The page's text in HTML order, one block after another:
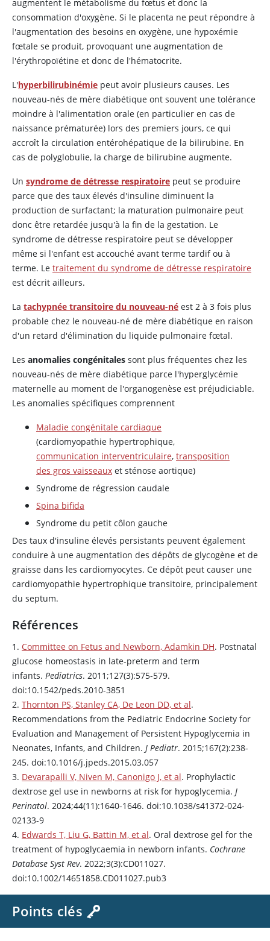
augmentent le métabolisme du fœtus et donc la
consommation d'oxygène. Si le placenta ne peut répondre à
l'augmentation des besoins en oxygène, une hypoxémie
fœtale se produit, provoquant une augmentation de
l'érythropoïétine et donc de l'hématocrite.
L'hyperbilirubinémie peut avoir plusieurs causes. Les
nouveau-nés de mère diabétique ont souvent une tolérance
moindre à l'alimentation orale (en particulier en cas de
naissance prématurée) lors des premiers jours, ce qui
accroît la circulation entérohépatique de la bilirubine. En
cas de polyglobulie, la charge de bilirubine augmente.
Un syndrome de détresse respiratoire peut se produire
parce que des taux élevés d'insuline diminuent la
production de surfactant; la maturation pulmonaire peut
donc être retardée jusqu'à la fin de la gestation. Le
syndrome de détresse respiratoire peut se développer
même si l'enfant est accouché avant terme tardif ou à
terme. Le traitement du syndrome de détresse respiratoire
est décrit ailleurs.
La tachypnée transitoire du nouveau-né est 2 à 3 fois plus
probable chez le nouveau-né de mère diabétique en raison
d'un retard d'élimination du liquide pulmonaire fœtal.
Les anomalies congénitales sont plus fréquentes chez les
nouveau-nés de mère diabétique parce l'hyperglycémie
maternelle au moment de l'organogenèse est préjudiciable.
Les anomalies spécifiques comprennent
Maladie congénitale cardiaque
(cardiomyopathie hypertrophique,
communication interventriculaire, transposition
des gros vaisseaux et sténose aortique)
Syndrome de régression caudale
Spina bifida
Syndrome du petit côlon gauche
Des taux d'insuline élevés persistants peuvent également
conduire à une augmentation des dépôts de glycogène et de
graisse dans les cardiomyocytes. Ce dépôt peut causer une
cardiomyopathie hypertrophique transitoire, principalement
du septum.
Références
1. Committee on Fetus and Newborn, Adamkin DH. Postnatal
glucose homeostasis in late-preterm and term
infants. Pediatrics. 2011;127(3):575-579.
doi:10.1542/peds.2010-3851
2. Thornton PS, Stanley CA, De Leon DD, et al.
Recommendations from the Pediatric Endocrine Society for
Evaluation and Management of Persistent Hypoglycemia in
Neonates, Infants, and Children. J Pediatr. 2015;167(2):238-
245. doi:10.1016/j.jpeds.2015.03.057
3. Devarapalli V, Niven M, Canonigo J, et al. Prophylactic
dextrose gel use in newborns at risk for hypoglycemia. J
Perinatol. 2024;44(11):1640-1646. doi:10.1038/s41372-024-
02133-9
4. Edwards T, Liu G, Battin M, et al. Oral dextrose gel for the
treatment of hypoglycaemia in newborn infants. Cochrane
Database Syst Rev. 2022;3(3):CD011027.
doi:10.1002/14651858.CD011027.pub3
Points clés